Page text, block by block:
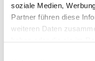
soziale Medien,
Partner führen diese
weiteren Daten
für unsere Kon...